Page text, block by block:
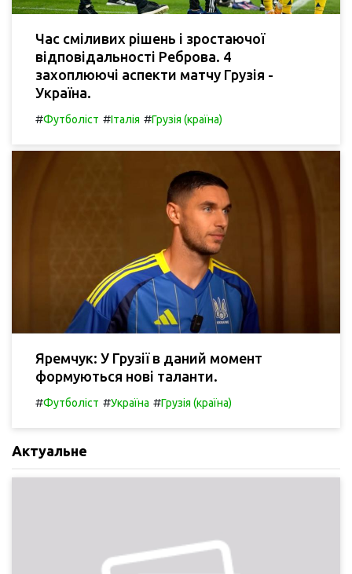
Час сміливих рішень і зростаючої
відповідальності Реброва. 4
захоплюючі аспекти матчу Грузія -
Україна.
#Футболіст #Італія #Грузія (країна)
Яремчук: У Грузії в даний момент
формуються нові таланти.
#Футболіст #Україна #Грузія (країна)
Актуальне